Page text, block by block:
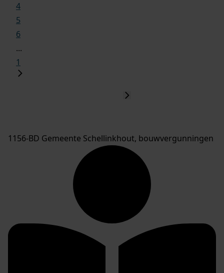
4
5
6
...
1
1156-BD Gemeente Schellinkhout, bouwvergunningen